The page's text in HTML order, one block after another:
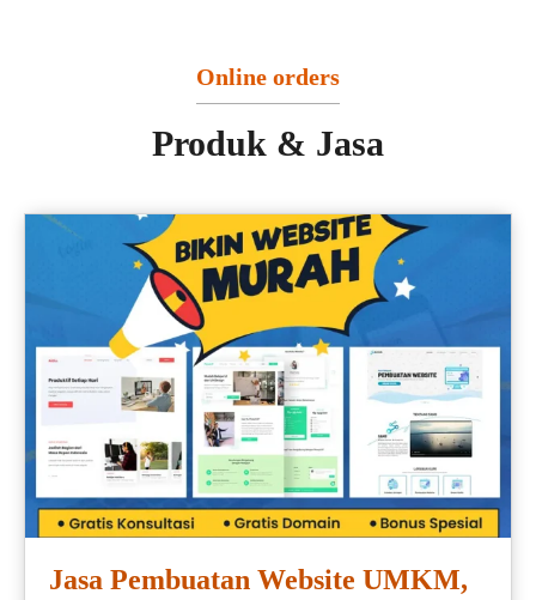
Online orders
Produk & Jasa
Jasa Pembuatan Website UMKM,